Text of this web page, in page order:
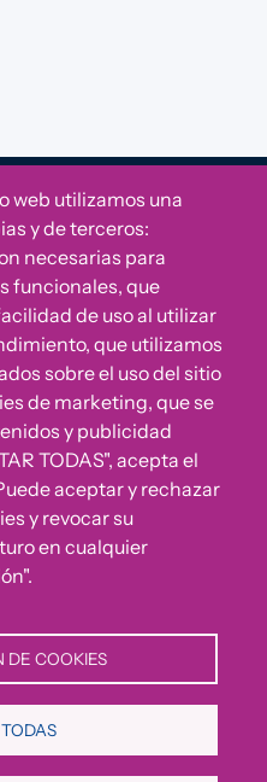
del Código Ético u
en nuestra Fundación.
web utilizamos una
y de terceros:
necesarias para
funcionales, que
de uso al utilizar
que utilizamos
sobre el uso del sitio
de marketing, que se
y publicidad
TODAS", acepta el
aceptar y rechazar
y revocar su
en cualquier
DE COOKIES